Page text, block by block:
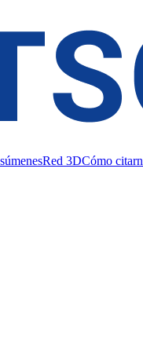
Red 3DCómo